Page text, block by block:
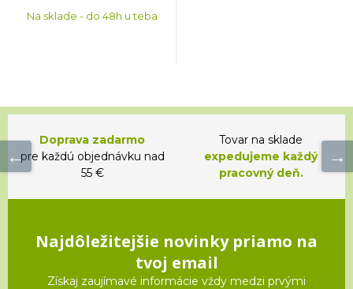
Na sklade - do 48h u teba
Doprava zadarmo
pre každú objednávku nad
55 €
Tovar na sklade
expedujeme každý
pracovný deň.
Najdôležitejšie novinky priamo na
tvoj email
Získaj zaujímavé informácie vždy medzi prvými